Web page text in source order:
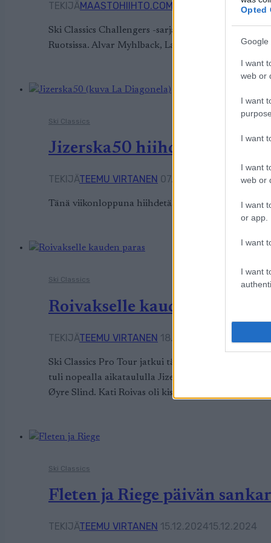
Opted
Google
I want
web or
I want
I want
I want
web or
I want
or app.
I want
I want
TEKIJÄMAASTOHIIHTO.COM
Ski Classics Challengers -sarjan osakilpailu
Ruotsissa. Alvar Myhlback, Lager 157 Ski Team,
Ski Classics
Jizerska50 hiihdetään
TEKIJÄTEEMU VIRTANEN 07.02.2025 07.02.2025
Tänä viikonloppuna hiihdetään kotimaassa
Ski Classics
Roivakselle kauden paras
TEKIJÄTEEMU VIRTANEN 18.01.2025
Ski Classics Pro Tour jatkui tänään Engadin La
tuli nopealla aikataululla Jizerska50-kisan
Øyre Slind. Kati Roivas oli kisassa neljäs, joka on
Ski Classics
Fleten ja Riege päivän
TEKIJÄTEEMU VIRTANEN 15.12.202415.12.2024